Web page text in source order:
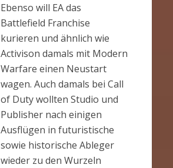
Ebenso will EA das
Battlefield Franchise
kurieren und ähnlich wie
Activison damals mit Modern
Warfare einen Neustart
wagen. Auch damals bei Call
of Duty wollten Studio und
Publisher nach einigen
Ausflügen in futuristische
sowie historische Ableger
wieder zu den Wurzeln